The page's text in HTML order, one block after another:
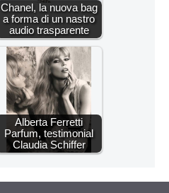
Chanel, la nuova bag
a forma di un nastro
audio trasparente
Alberta Ferretti
Parfum, testimonial
Claudia Schiffer